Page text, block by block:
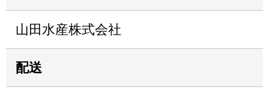
山田水産株式会社
配送